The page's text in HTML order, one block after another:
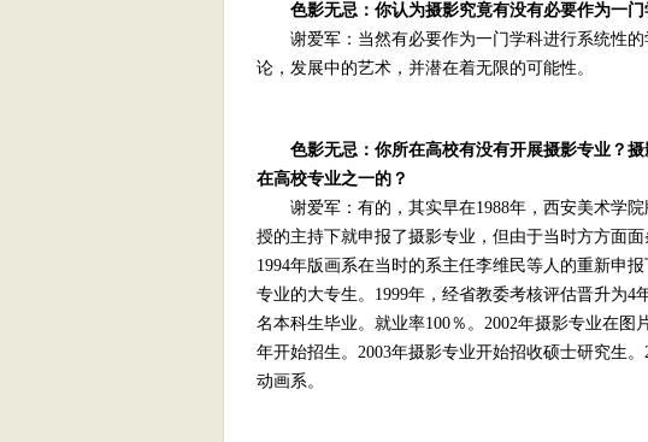
色影无忌：你认为摄影究竟有没有必要作为一
谢爱军：当然有必要作为一门学科进行系统性的
论，发展中的艺术，并潜在着无限的可能性。
色影无忌：你所在高校有没有开展摄影专业？
在高校专业之一的？
谢爱军：有的，其实早在1988年，西安美术学院
授的主持下就申报了摄影专业，但由于当时方方面
1994年版画系在当时的系主任李维民等人的重新申
专业的大专生。1999年，经省教委考核评估晋升为4
名本科生毕业。就业率100％。2002年摄影专业在图
年开始招生。2003年摄影专业开始招收硕士研究生
动画系。